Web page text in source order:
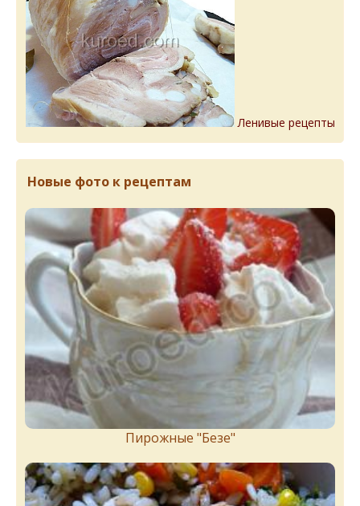
Ленивые рецепты
Новые фото к рецептам
Пирожныe "Бeзe"